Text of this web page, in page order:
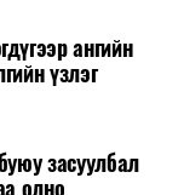
ангийн
үзлэг
засуулбал
олно